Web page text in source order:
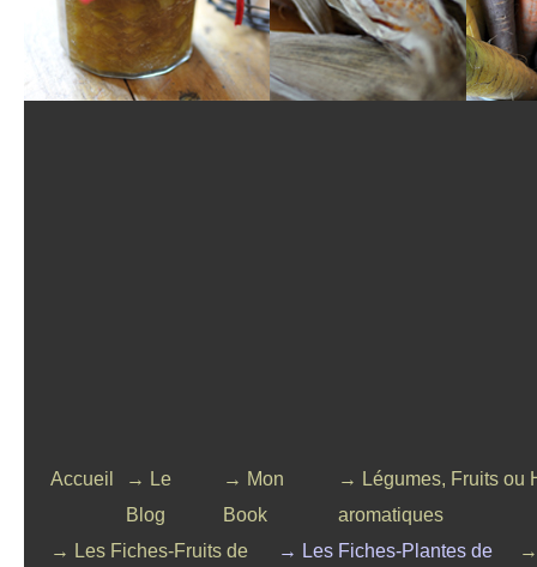
Accueil
→ Le
Blog
→ Mon
Book
→ Légumes, Fruits ou
aromatiques
→ Les Fiches-Fruits de
→ Les Fiches-Plantes de
→